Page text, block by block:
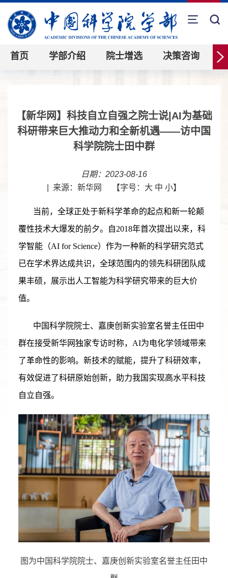
首页 学部介绍 院士增选 决策咨询
【新华网】科技自立自强之院士说|AI为基础
科研带来巨大推动力和全新机遇——访中国
科学院院士田中群
日期：2023-08-16
来源：新华网 【字号： 大 中 小】
当前，全球正处于新科学革命的起点和新一轮颠
覆性技术大爆发的前夕。自2018年首次提出以来，科
学智能（AI for Science）作为一种新的科学研究范式
已在学术界达成共识，全球范围内的领先科研团队成
果丰硕，展示出人工智能为科学研究带来的巨大价
值。
中国科学院院士、嘉庚创新实验室名誉主任田中
群在接受新华网独家专访时称，AI为电化学领域带来
了革命性的影响。新技术的赋能，提升了科研效率，
有效促进了科研原始创新，助力我国实现高水平科技
自立自强。
图为中国科学院院士、嘉庚创新实验室名誉主任田中